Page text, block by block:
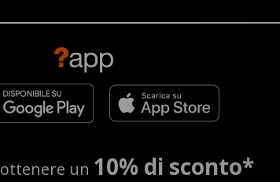
un 10% di sconto*